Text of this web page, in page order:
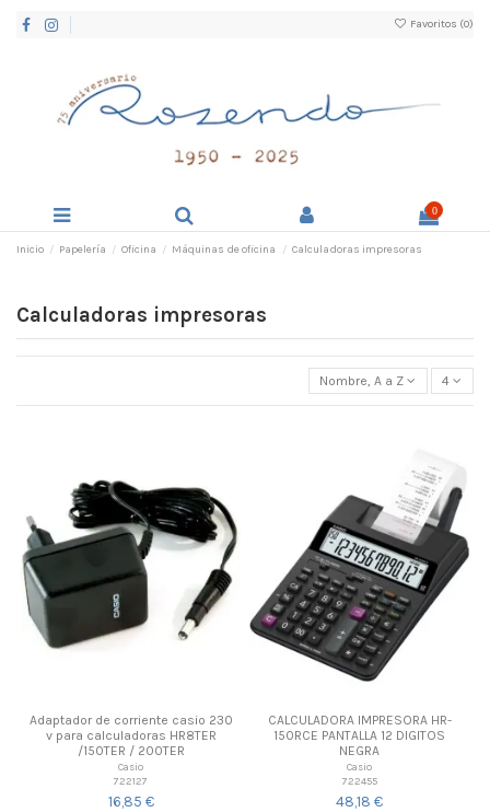
Favoritos (0)
0
Inicio Papelería Oficina Máquinas de oficina Calculadoras impresoras
Calculadoras impresoras
Nombre, A a Z 4
Adaptador de corriente casio 230
v para calculadoras HR8TER
/150TER / 200TER
Casio
722127
16,85 €
CALCULADORA IMPRESORA HR-
150RCE PANTALLA 12 DIGITOS
NEGRA
Casio
722455
48,18 €